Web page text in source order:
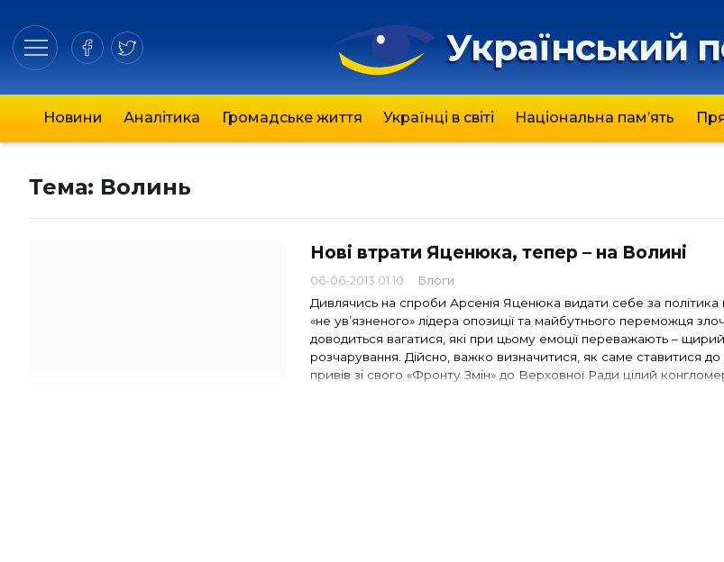
Український
Новини Аналітика Громадське життя Українці в світі Національна пам’ять
Тема: Волинь
Нові втрати Яценюка, тепер – на Волині
06-06-2013 01:10 Блоги
Дивлячись на спроби Арсенія Яценюка видати себе за політика
«не ув’язненого» лідера опозиції та майбутнього переможця
доводиться вагатися, які при цьому емоції переважають – щирий
розчарування. Дійсно, важко визначитися, як саме ставитися
привів зі свого «Фронту Змін» до Верховної Ради цілий